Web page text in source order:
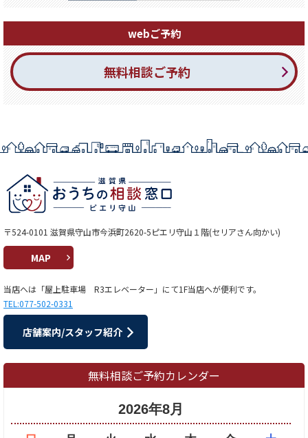
webご予約
無料相談ご予約
〒524-0101 滋賀県守山市今浜町2620-5ピエリ守山１階(セリアさん向かい)
MAP
当店へは「屋上駐車場 R3エレベーター」にて1F当店へが便利です。
TEL:077-502-0331
店舗案内/スタッフ紹介
無料相談ご予約カレンダー
2026年8月